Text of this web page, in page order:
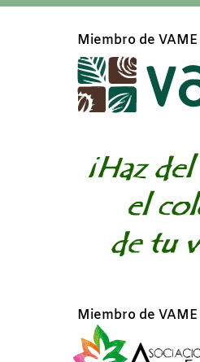
Miembro de VAME
Miembro de VAME